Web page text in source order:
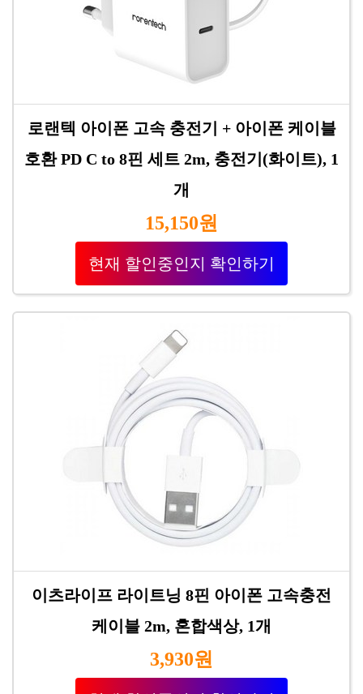
로랜텍 아이폰 고속 충전기 + 아이폰 케이블
호환 PD C to 8핀 세트 2m, 충전기(화이트), 1
개
15,150원
현재 할인중인지 확인하기
이츠라이프 라이트닝 8핀 아이폰 고속충전
케이블 2m, 혼합색상, 1개
3,930원